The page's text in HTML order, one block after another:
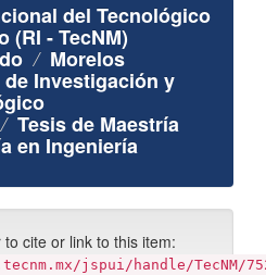
del Tecnológico
(RI - TecNM)
Morelos
Investigación y
Tesis de Maestría
en Ingeniería
cite or link to this item:
jspui/handle/TecNM/